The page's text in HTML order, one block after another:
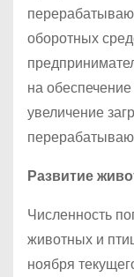
оборотных
на
увеличение
Развитие
Численность
животных и
ноября